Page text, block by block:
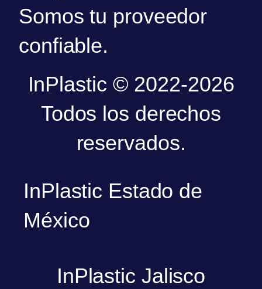
Somos tu proveedor
confiable.
InPlastic © 2022-2026
Todos los derechos
reservados.
InPlastic Estado de
México
InPlastic Jalisco